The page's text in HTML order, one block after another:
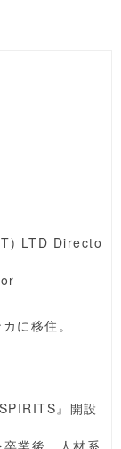
LTD Directo
に移住。
』開設